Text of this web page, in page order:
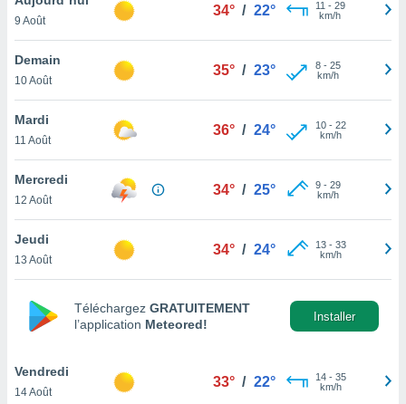
et
»,
au
vous
qu'ils
ou
le
ainsi
un
la
du
9 Août
34° / 22° 11 - 29
km/h
Demain
10 Août
35° / 23° 8- 25
km/h
Mardi
11 Août
36° / 24° 10- 22
km/h
Mercredi
12 Août
34° / 25° 9- 29
km/h
Jeudi
13 Août
34° / 24° 13- 33
km/h
Téléchargez GRATUITEMENT
l’application Meteored!
Installer
Vendredi
14 Août
33° / 22° 14- 35
km/h